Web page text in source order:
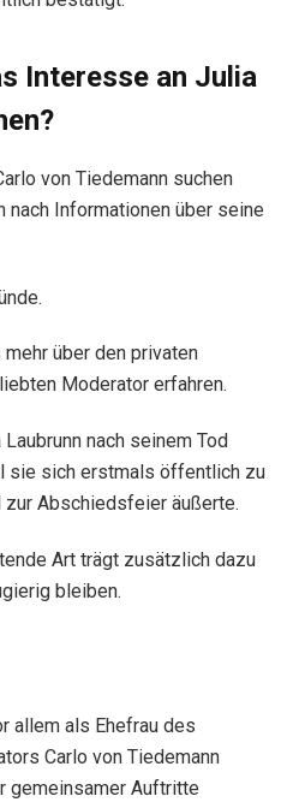
Interesse an Julia
von Tiedemann suchen
Informationen über seine
über den privaten
Moderator erfahren.
nach seinem Tod
sie sich erstmals öffentlich zu
Abschiedsfeier äußerte.
Art trägt zusätzlich dazu
bleiben.
allem als Ehefrau des
Carlo von Tiedemann
gemeinsamer Auftritte